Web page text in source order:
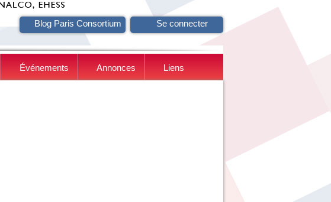
Blog Paris Consortium Se connecter
Événements Annonces Liens